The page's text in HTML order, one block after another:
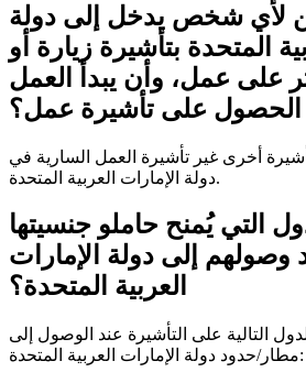
لأي شخص يدخل إلى دولة
المتحدة بتأشيرة زيارة أو
على عمل، وأن يبدأ العمل
على تأشيرة عمل؟
أخرى غير تأشيرة العمل السارية في
دولة الإمارات العربية المتحدة.
التي يُمنح حاملو جنسيتها
وصولهم إلى دولة الإمارات
العربية المتحدة؟
التالية على التأشيرة عند الوصول إلى
مطار/حدود دولة الإمارات العربية المتحدة: